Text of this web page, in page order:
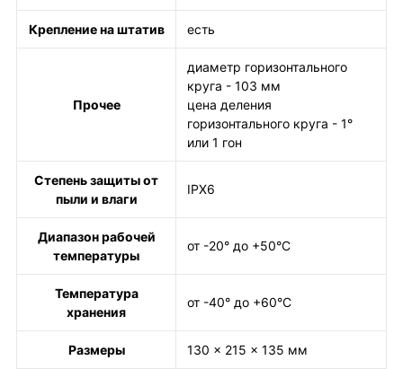
Крепление на штатив есть
Прочее
диаметр горизонтального
круга - 103 мм
цена деления
горизонтального круга - 1°
или 1 гон
Степень защиты от
пыли и влаги
IPX6
Диапазон рабочей
температуры
от -20° до +50°С
Температура
хранения
от -40° до +60°С
Размеры 130 x 215 x 135 мм